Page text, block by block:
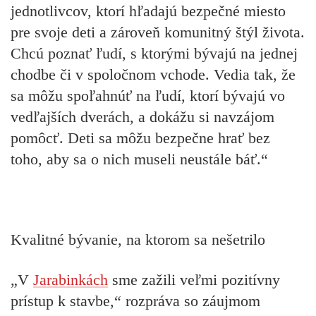
jednotlivcov, ktorí hľadajú bezpečné miesto
pre svoje deti a zároveň komunitný štýl života.
Chcú poznať ľudí, s ktorými bývajú na jednej
chodbe či v spoločnom vchode. Vedia tak, že
sa môžu spoľahnúť na ľudí, ktorí bývajú vo
vedľajších dverách, a dokážu si navzájom
pomôcť. Deti sa môžu bezpečne hrať bez
toho, aby sa o nich museli neustále báť.“
Kvalitné bývanie, na ktorom sa nešetrilo
„V Jarabinkách sme zažili veľmi pozitívny
prístup k stavbe,“ rozpráva so záujmom